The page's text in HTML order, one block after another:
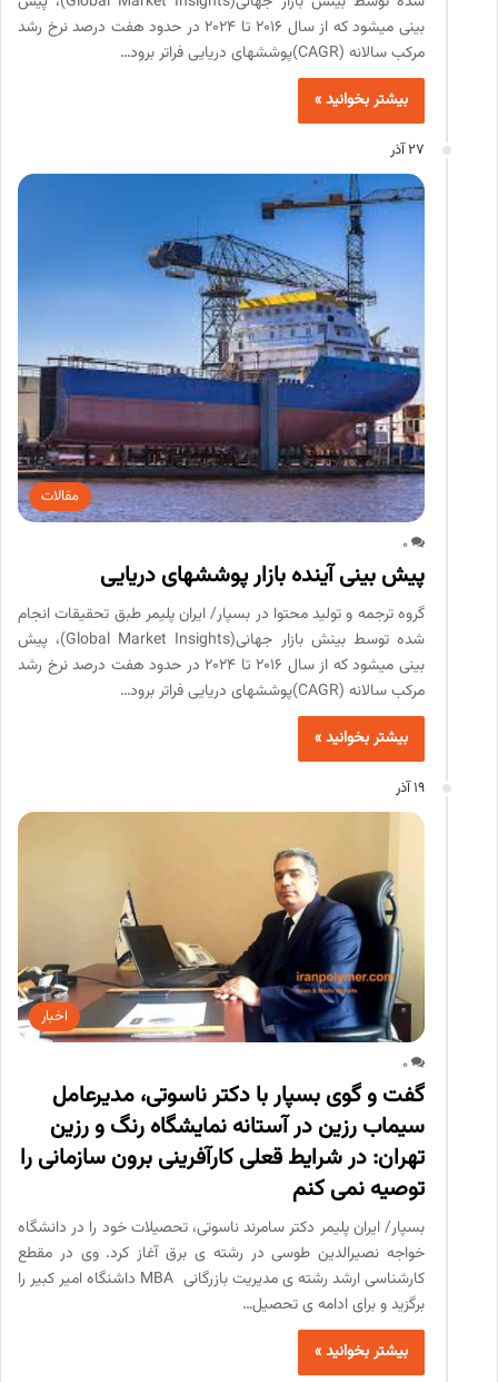
بینی می­شود که از سال 2016 تا 2024 در حدود هفت درصد نرخ رشد
مرکب سالانه (CAGR)پوشش­های دریایی فراتر برود…
بیشتر بخوانید »
27 آذر
مقالات
0
پیش بینی آینده بازار پوشش­های دریایی
گروه ترجمه و تولید محتوا در بسپار/ ایران پلیمر طبق تحقیقات انجام
شده توسط بینش بازار جهانی(Global Market Insights)، پیش
بینی می­شود که از سال 2016 تا 2024 در حدود هفت درصد نرخ رشد
مرکب سالانه (CAGR)پوشش­های دریایی فراتر برود…
بیشتر بخوانید »
19 آذر
اخبار
0
گفت و گوی بسپار با دکتر ناسوتی، مدیرعامل
سیماب رزین در آستانه نمایشگاه رنگ و رزین
تهران: در شرایط قعلی کارآفرینی برون سازمانی را
توصیه نمی کنم
بسپار/ ایران پلیمر دکتر سامرند ناسوتی، تحصیلات خود را در دانشگاه
خواجه نصیرالدین طوسی در رشته ی برق آغاز کرد. وی در مقطع
کارشناسی ارشد رشته ی مدیریت بازرگانی MBA داشنگاه امیر کبیر را
برگزید و برای ادامه ی تحصیل…
بیشتر بخوانید »